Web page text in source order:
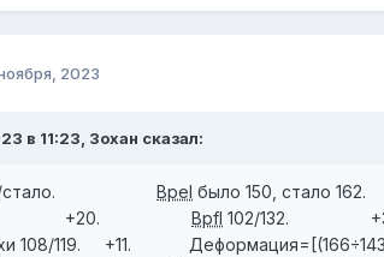
2023
в 11:23, Зохан сказал:
стало. Bpel было 150, стало
+20. Bpfl 102/
108/119. +11.